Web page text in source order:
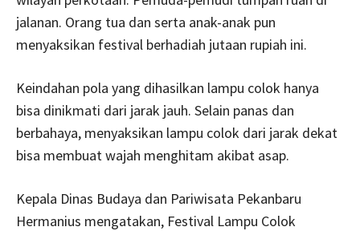
jalanan. Orang tua dan serta anak-anak pun
menyaksikan festival berhadiah jutaan rupiah ini.
Keindahan pola yang dihasilkan lampu colok hanya
bisa dinikmati dari jarak jauh. Selain panas dan
berbahaya, menyaksikan lampu colok dari jarak dekat
bisa membuat wajah menghitam akibat asap.
Kepala Dinas Budaya dan Pariwisata Pekanbaru
Hermanius mengatakan, Festival Lampu Colok